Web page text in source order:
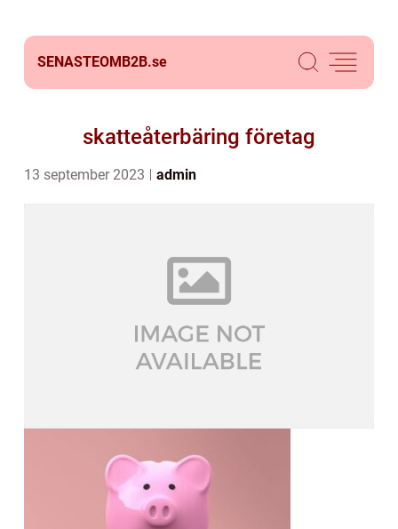
SENASTEOMB2B.se
skatteåterbäring företag
13 september 2023 admin